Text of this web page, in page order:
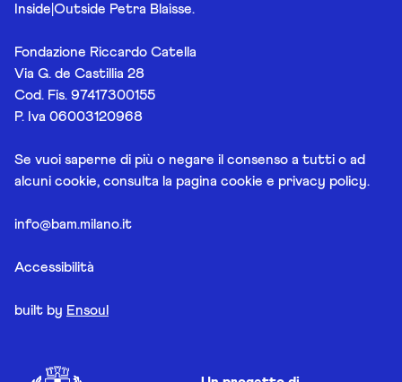
Inside|Outside Petra Blaisse.
Fondazione Riccardo Catella
Via G. de Castillia 28
Cod. Fis. 97417300155
P. Iva 06003120968
Se vuoi saperne di più o negare il consenso a tutti o ad
alcuni cookie, consulta la pagina cookie e privacy policy.
info@bam.milano.it
Accessibilità
built by Ensoul